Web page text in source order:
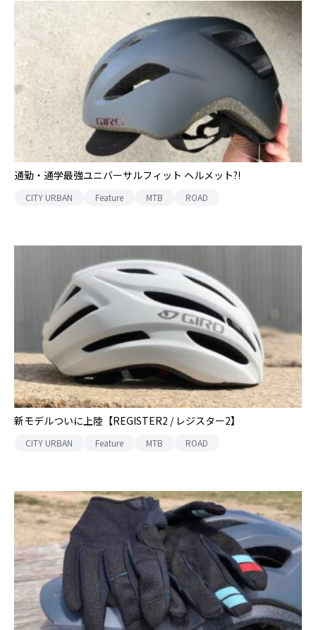
通勤・通学最強ユニバーサルフィット ヘルメット?!
CITY URBAN Feature MTB ROAD
新モデルついに上陸【REGISTER2 / レジスター2】
CITY URBAN Feature MTB ROAD